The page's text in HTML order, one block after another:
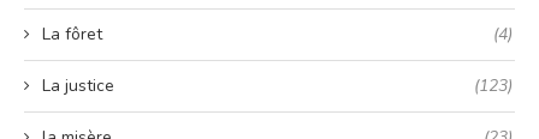
La fôret (4)
La justice (123)